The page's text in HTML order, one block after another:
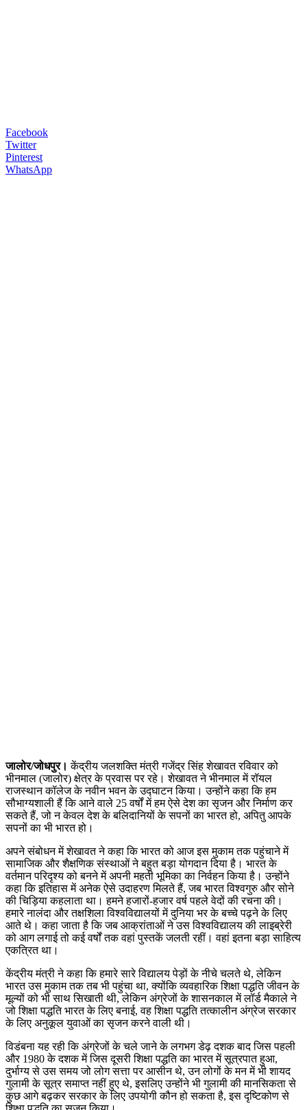
Facebook
Twitter
Pinterest
WhatsApp
जालोर/जोधपुर। केंद्रीय जलशक्ति मंत्री गजेंद्र सिंह शेखावत रविवार को
भीनमाल (जालोर) क्षेत्र के प्रवास पर रहे। शेखावत ने भीनमाल में रॉयल
राजस्थान कॉलेज के नवीन भवन के उद्घाटन किया। उन्होंने कहा कि हम
सौभाग्यशाली हैं कि आने वाले 25 वर्षों में हम ऐसे देश का सृजन और निर्माण कर
सकते हैं, जो न केवल देश के बलिदानियों के सपनों का भारत हो, अपितु आपके
सपनों का भी भारत हो।
अपने संबोधन में शेखावत ने कहा कि भारत को आज इस मुकाम तक पहुंचाने में
सामाजिक और शैक्षणिक संस्थाओं ने बहुत बड़ा योगदान दिया है। भारत के
वर्तमान परिदृश्य को बनने में अपनी महती भूमिका का निर्वहन किया है। उन्होंने
कहा कि इतिहास में अनेक ऐसे उदाहरण मिलते हैं, जब भारत विश्वगुरु और सोने
की चिड़िया कहलाता था। हमने हजारों-हजार वर्ष पहले वेदों की रचना की।
हमारे नालंदा और तक्षशिला विश्वविद्यालयों में दुनिया भर के बच्चे पढ़ने के लिए
आते थे। कहा जाता है कि जब आक्रांताओं ने उस विश्वविद्यालय की लाइब्रेरी
को आग लगाई तो कई वर्षों तक वहां पुस्तकें जलती रहीं। वहां इतना बड़ा साहित्य
एकत्रित था।
केंद्रीय मंत्री ने कहा कि हमारे सारे विद्यालय पेड़ों के नीचे चलते थे, लेकिन
भारत उस मुकाम तक तब भी पहुंचा था, क्योंकि व्यवहारिक शिक्षा पद्धति जीवन के
मूल्यों को भी साथ सिखाती थी, लेकिन अंग्रेजों के शासनकाल में लॉर्ड मैकाले ने
जो शिक्षा पद्धति भारत के लिए बनाई, वह शिक्षा पद्धति तत्कालीन अंग्रेज सरकार
के लिए अनुकूल युवाओं का सृजन करने वाली थी।
विडंबना यह रही कि अंग्रेजों के चले जाने के लगभग डेढ़ दशक बाद जिस पहली
और 1980 के दशक में जिस दूसरी शिक्षा पद्धति का भारत में सूत्रपात हुआ,
दुर्भाग्य से उस समय जो लोग सत्ता पर आसीन थे, उन लोगों के मन में भी शायद
गुलामी के सूत्र समाप्त नहीं हुए थे, इसलिए उन्होंने भी गुलामी की मानसिकता से
कुछ आगे बढ़कर सरकार के लिए उपयोगी कौन हो सकता है, इस दृष्टिकोण से